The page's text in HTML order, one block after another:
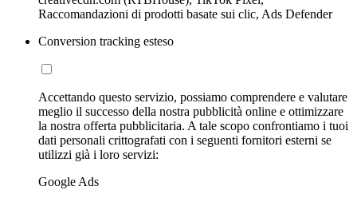
Raccomandazioni di prodotti basate sui clic, Ads Defender
Conversion tracking esteso
Accettando questo servizio, possiamo comprendere e valutare
meglio il successo della nostra pubblicità online e ottimizzare
la nostra offerta pubblicitaria. A tale scopo confrontiamo i tuoi
dati personali crittografati con i seguenti fornitori esterni se
utilizzi già i loro servizi:
Google Ads